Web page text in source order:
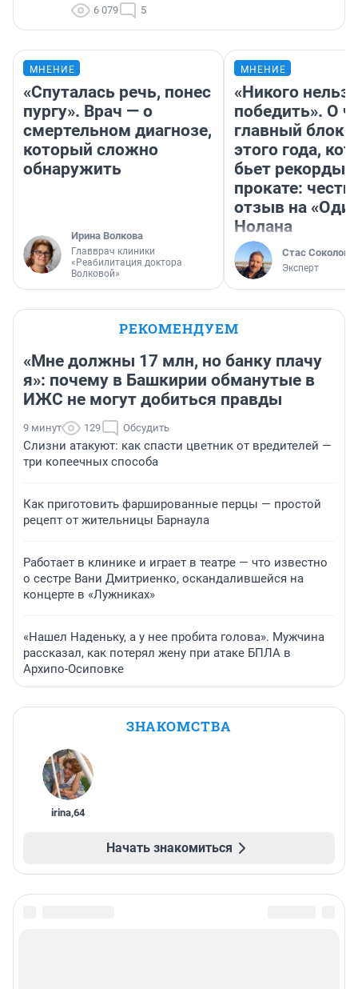
6 079 5
МНЕНИЕ
«Спуталась речь, понес
пургу». Врач — о
смертельном диагнозе,
который сложно
обнаружить
Ирина Волкова
Главврач клиники
«Реабилитация доктора
Волковой»
МНЕНИЕ
«Никого нельзя
победить». О
главный
этого года,
бьет рекорды в
прокате:
отзыв на
Нолана
Стас Соколов
Эксперт
РЕКОМЕНДУЕМ
«Мне должны 17 млн, но банку плачу
я»: почему в Башкирии обманутые в
ИЖС не могут добиться правды
9 минут 129 Обсудить
Слизни атакуют: как спасти цветник от вредителей —
три копеечных способа
Как приготовить фаршированные перцы — простой
рецепт от жительницы Барнаула
Работает в клинике и играет в театре — что известно
о сестре Вани Дмитриенко, оскандалившейся на
концерте в «Лужниках»
«Нашел Наденьку, а у нее пробита голова». Мужчина
рассказал, как потерял жену при атаке БПЛА в
Архипо-Осиповке
ЗНАКОМСТВА
irina,64
Начать знакомиться